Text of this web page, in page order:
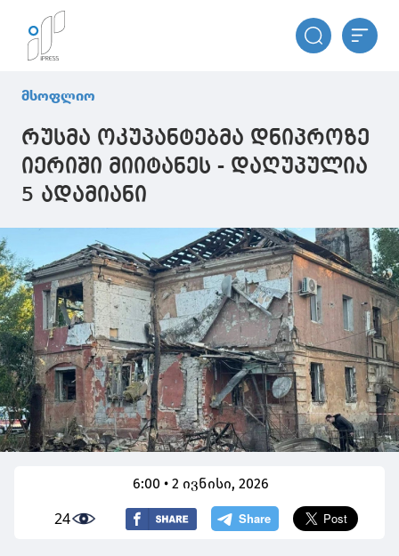
მსოფლიო
რუსმა ოკუპანტებმა დნიპროზე
იერიში მიიტანეს - დაღუპულია
5 ადამიანი
6:00 • 2 ივნისი, 2026
24